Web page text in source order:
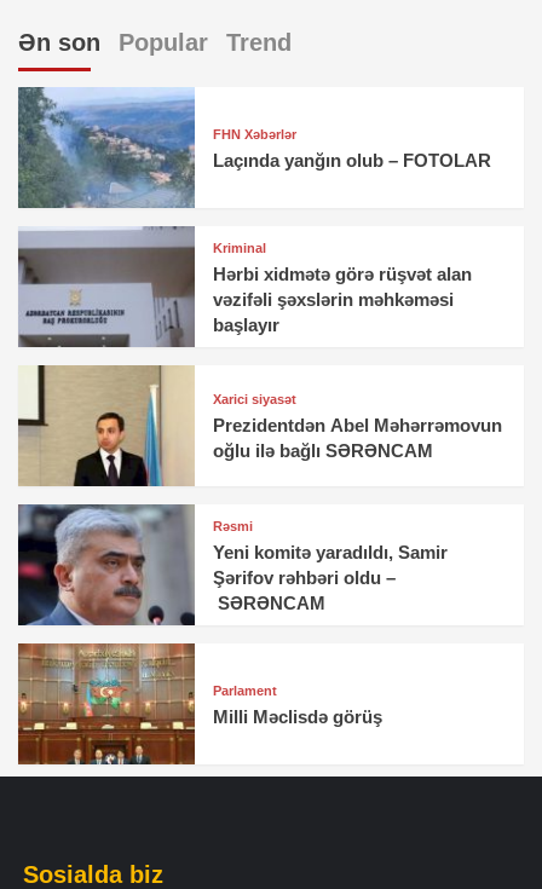
Ən son Popular Trend
FHN Xəbərlər
Laçında yanğın olub – FOTOLAR
Kriminal
Hərbi xidmətə görə rüşvət alan
vəzifəli şəxslərin məhkəməsi
başlayır
Xarici siyasət
Prezidentdən Abel Məhərrəmovun
oğlu ilə bağlı SƏRƏNCAM
Rəsmi
Yeni komitə yaradıldı, Samir
Şərifov rəhbəri oldu –
SƏRƏNCAM
Parlament
Milli Məclisdə görüş
Sosialda biz